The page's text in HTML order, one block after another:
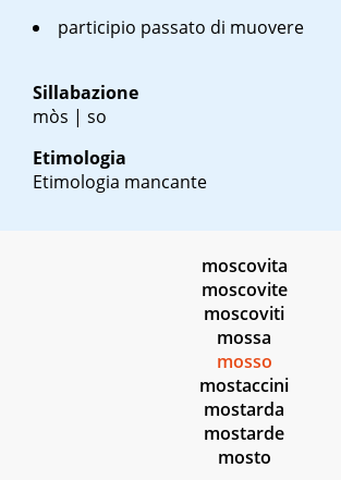
participio passato di muovere
Sillabazione
mòs | so
Etimologia
Etimologia mancante
moscovita
moscovite
moscoviti
mossa
mosso
mostaccini
mostarda
mostarde
mosto